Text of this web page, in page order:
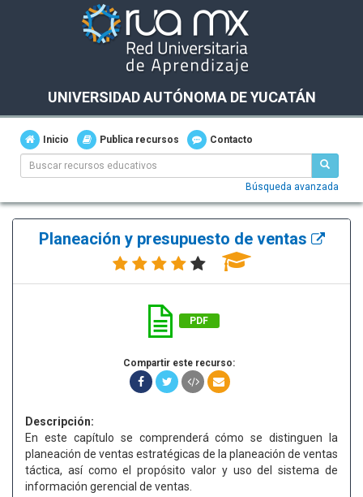
UNIVERSIDAD AUTÓNOMA DE YUCATÁN
Inicio Publica recursos Contacto
Búsqueda avanzada
Planeación y presupuesto de ventas
PDF
Compartir este recurso:
Descripción:
En este capítulo se comprenderá cómo se distinguen la
planeación de ventas estratégicas de la planeación de ventas
táctica, así como el propósito valor y uso del sistema de
información gerencial de ventas.